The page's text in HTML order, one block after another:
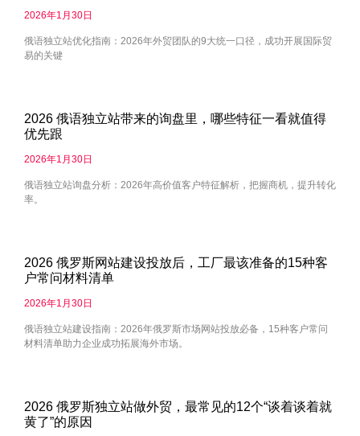
2026年1月30日
俄语独立站优化指南：2026年外贸团队的9大统一口径，成功开展国际贸
易的关键
2026 俄语独立站带来的询盘里，哪些特征一看就值得
优先跟
2026年1月30日
俄语独立站询盘分析：2026年高价值客户特征解析，把握商机，提升转化
率。
2026 俄罗斯网站建设投放后，工厂最该准备的15种客
户常问材料清单
2026年1月30日
俄语独立站建设指南：2026年俄罗斯市场网站投放必备，15种客户常问
材料清单助力企业成功拓展海外市场。
2026 俄罗斯独立站做外贸，最常见的12个“谈着谈着就
黄了”的原因